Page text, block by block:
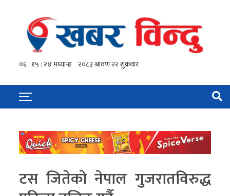
टस जितेको नेपाल गुजरातविरुद्ध